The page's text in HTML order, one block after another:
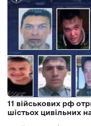
11 військових рф
шістьох цивільних